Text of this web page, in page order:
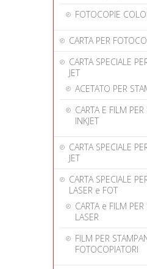
FOTOCOPIE
CARTA PER
CARTA SPECIALE
JET
ACETATO PER
CARTA E FILM
INKJET
CARTA SPECIALE
JET
CARTA SPECIALE
LASER e FOT
CARTA e FILM PER
LASER
FILM PER
FOTOCOPIATORI